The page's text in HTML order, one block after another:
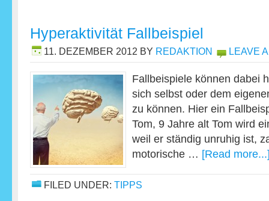
Hyperaktivität Fallbeispiel
11. DEZEMBER 2012 BY REDAKTION LEAVE
Fallbeispiele können dabei
sich selbst oder dem
zu können. Hier ein
Tom, 9 Jahre alt Tom wird
weil er ständig unruhig ist,
motorische … [Read
FILED UNDER: TIPPS